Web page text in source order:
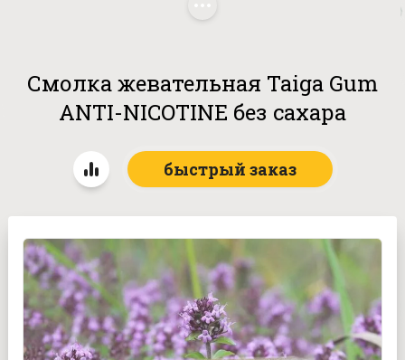
Смолка жевательная Taiga Gum
ANTI-NICOTINE без сахара
быстрый заказ